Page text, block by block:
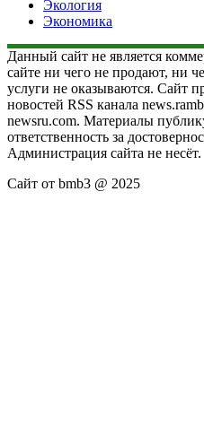
Экология
Экономика
Данный сайт не является
сайте ни чего не продают, ни
услуги не оказываются. Сайт
новостей RSS канала
newsru.com. Материалы
ответственность за
Администрация сайта не несёт.
Сайт от bmb3 @ 2025